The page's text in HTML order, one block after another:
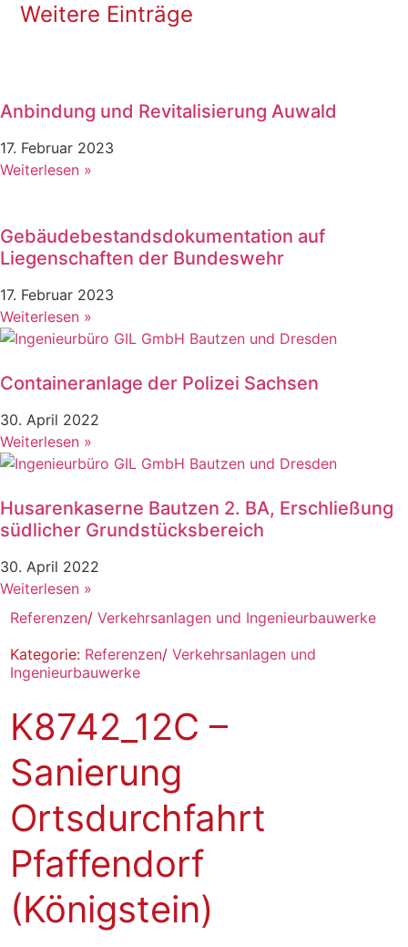
Weitere Einträge
Anbindung und Revitalisierung Auwald
17. Februar 2023
Weiterlesen »
Gebäudebestandsdokumentation auf
Liegenschaften der Bundeswehr
17. Februar 2023
Weiterlesen »
Containeranlage der Polizei Sachsen
30. April 2022
Weiterlesen »
Husarenkaserne Bautzen 2. BA, Erschließung
südlicher Grundstücksbereich
30. April 2022
Weiterlesen »
Referenzen/Verkehrsanlagen und Ingenieurbauwerke
Kategorie: Referenzen/Verkehrsanlagen und
Ingenieurbauwerke
K8742_12C –
Sanierung
Ortsdurchfahrt
Pfaffendorf
(Königstein)